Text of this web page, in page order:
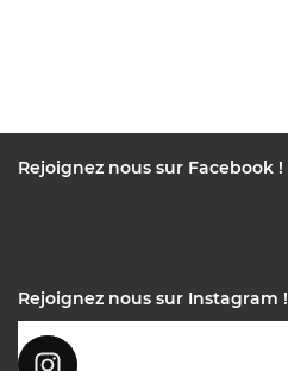
Rejoignez nous sur Facebook !
Rejoignez nous sur Instagram !